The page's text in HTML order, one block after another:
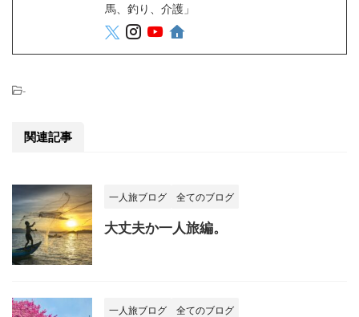
馬、釣り、介護」
-
関連記事
一人旅ブログ 全てのブログ
大丈夫か一人旅編。
一人旅ブログ 全てのブログ